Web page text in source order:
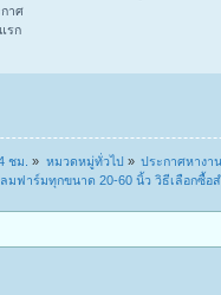
าศ
รก
ชม. » หมวดหมู่ทั่วไป » ประกาศหางา
ฟาร์มทุกขนาด 20-60 นิ้ว วิธีเลือกซื้อส